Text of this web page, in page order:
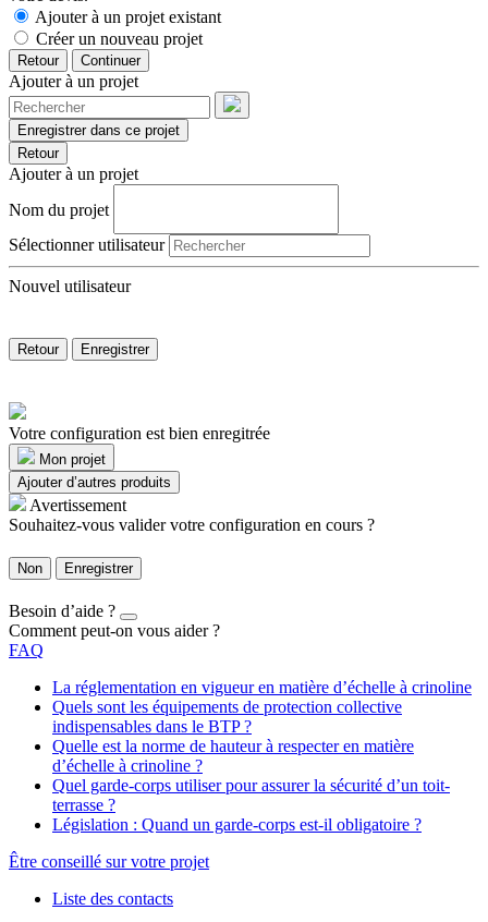
Ajouter à un projet existant
Créer un nouveau projet
Retour Continuer
Ajouter à un projet
Enregistrer dans ce projet
Retour
Ajouter à un projet
Nom du projet
Sélectionner utilisateur
Nouvel utilisateur
Retour Enregistrer
Votre configuration est bien enregitrée
Mon projet
Ajouter d’autres produits
Avertissement
Souhaitez-vous valider votre configuration en cours ?
Non Enregistrer
Besoin d’aide ?
Comment peut-on vous aider ?
FAQ
La réglementation en vigueur en matière d’échelle à crinoline
Quels sont les équipements de protection collective
indispensables dans le BTP ?
Quelle est la norme de hauteur à respecter en matière
d’échelle à crinoline ?
Quel garde-corps utiliser pour assurer la sécurité d’un toit-
terrasse ?
Législation : Quand un garde-corps est-il obligatoire ?
Être conseillé sur votre projet
Liste des contacts